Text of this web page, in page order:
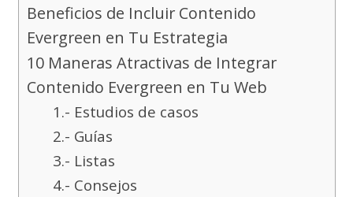
Beneficios de Incluir Contenido
Evergreen en Tu Estrategia
10 Maneras Atractivas de Integrar
Contenido Evergreen en Tu Web
1.- Estudios de casos
2.- Guías
3.- Listas
4.- Consejos